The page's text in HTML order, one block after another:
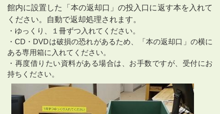
館内に設置した「本の返却口」の投入口に返す本を入れて
ください。自動で返却処理されます。
・ゆっくり、１冊ずつ入れてください。
・CD・DVDは破損の恐れがあるため、「本の返却口」の横に
ある専用箱に入れてください。
・再度借りたい資料がある場合は、お手数ですが、受付にお
持ちください。